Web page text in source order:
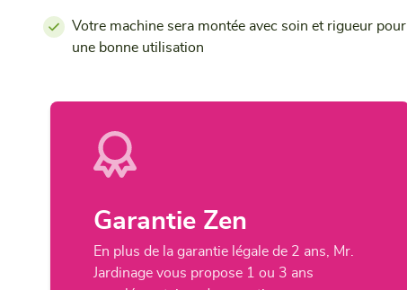
Votre machine sera montée avec soin et rigueur pour
une bonne utilisation
Garantie Zen
En plus de la garantie légale de 2 ans, Mr.
Jardinage vous propose 1 ou 3 ans